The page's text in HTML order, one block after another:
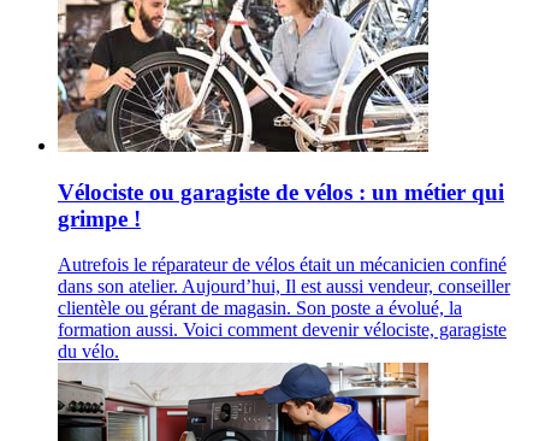
Vélociste ou garagiste de vélos : un métier qui
grimpe !
Autrefois le réparateur de vélos était un mécanicien confiné
dans son atelier. Aujourd’hui, Il est aussi vendeur, conseiller
clientèle ou gérant de magasin. Son poste a évolué, la
formation aussi. Voici comment devenir vélociste, garagiste
du vélo.